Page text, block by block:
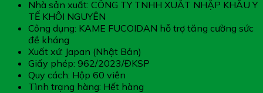
Nhà sản xuất: CÔNG TY TNHH XUẤT NHẬP KHẨU Y
TẾ KHÔI NGUYÊN
Công dụng: KAME FUCOIDAN hỗ trợ tăng cường sức
đề kháng
Xuất xứ: Japan (Nhật Bản)
Giấy phép: 962/2023/ĐKSP
Quy cách: Hộp 60 viên
Tình trạng hàng: Hết hàng